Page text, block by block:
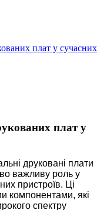
плат у сучасних
плат у
друковані плати
важливу роль у
пристроїв. Ці
компонентами, які
спектру